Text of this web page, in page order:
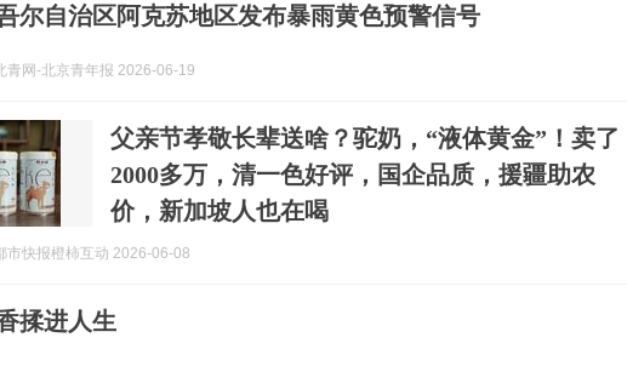
尔自治区阿克苏地区发布暴雨黄色预警信号
青网-北京青年报 2026-06-19
父亲节孝敬长辈送啥？驼奶，“液体黄金”！卖了
2000多万，清一色好评，国企品质，援疆助农
价，新加坡人也在喝
市快报橙柿互动 2026-06-08
揉进人生